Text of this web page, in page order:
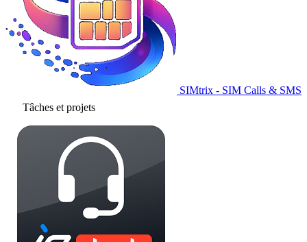
SIMtrix - SIM Calls & SMS
Tâches et projets